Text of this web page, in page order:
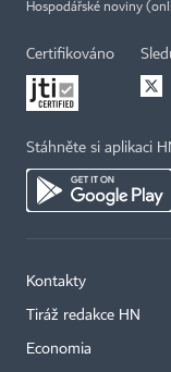
Hospodářské noviny
Certifikováno
Stáhněte si aplikaci
Kontakty
Tiráž redakce HN
Economia